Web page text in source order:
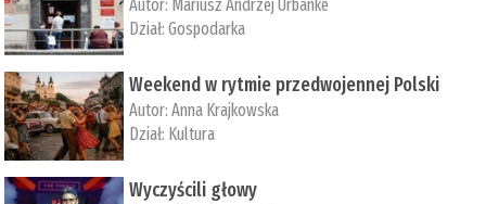
Autor: Mariusz Andrzej Urbanke
Dział:Gospodarka
Weekend w rytmie przedwojennej Polski
Autor:Anna Krajkowska
Dział: Kultura
Wyczyścili głowy